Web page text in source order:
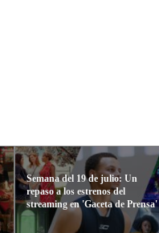
Semana del 19 de julio: Un
repaso a los estrenos del
streaming en 'Gaceta de Prensa'